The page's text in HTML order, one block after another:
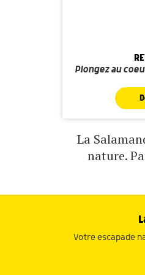
Plongez au
La
nature.
Votre escapade